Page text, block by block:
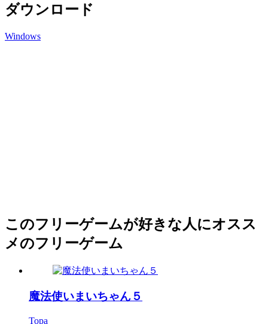
ダウンロード
Windows
このフリーゲームが好きな人にオスス
メのフリーゲーム
魔法使いまいちゃん５
Topa